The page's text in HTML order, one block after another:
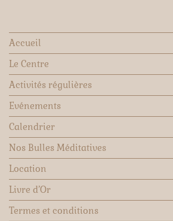
Accueil
Le Centre
Activités régulières
Evénements
Calendrier
Nos Bulles Méditatives
Location
Livre d’Or
Termes et conditions